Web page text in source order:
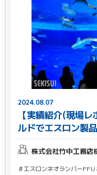
2024.08.07
【実績紹介(現場
ルドでエスロン製
株式会社竹中工務店
＃エスロンネオランバーFFU